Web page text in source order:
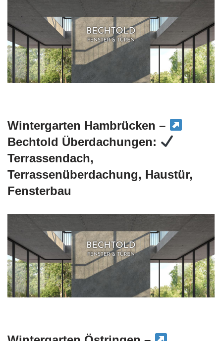
Wintergarten Hambrücken –
Bechtold Überdachungen:
Terrassendach,
Terrassenüberdachung, Haustür,
Fensterbau